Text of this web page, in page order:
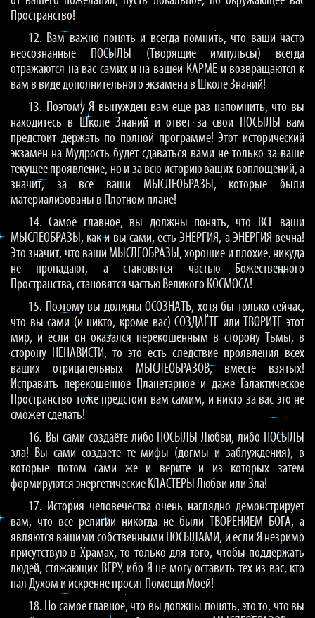
Пространство!
12. Вам важно понять и всегда помнить, что ваши часто
неосознанные ПОСЫЛЫ (Творящие импульсы) всегда
отражаются на вас самих и на вашей КАРМЕ и возвращаются к
вам в виде дополнительного экзамена в Школе Знаний!
13. Поэтому Я вынужден вам ещё раз напомнить, что вы
находитесь в Школе Знаний и ответ за свои ПОСЫЛЫ вам
предстоит держать по полной программе! Этот исторический
экзамен на Мудрость будет сдаваться вами не только за ваше
текущее проявление, но и за всю историю ваших воплощений, а
значит, за все ваши МЫСЛЕОБРАЗЫ, которые были
материализованы в Плотном плане!
14. Самое главное, вы должны понять, что ВСЕ ваши
МЫСЛЕОБРАЗЫ, как и вы сами, есть ЭНЕРГИЯ, а ЭНЕРГИЯ вечна!
Это значит, что ваши МЫСЛЕОБРАЗЫ, хорошие и плохие, никуда
не пропадают, а становятся частью Божественного
Пространства, становятся частью Великого КОСМОСА!
15. Поэтому вы должны ОСОЗНАТЬ, хотя бы только сейчас,
что вы сами (и никто, кроме вас) СОЗДАЁТЕ или ТВОРИТЕ этот
мир, и если он оказался перекошенным в сторону Тьмы, в
сторону НЕНАВИСТИ, то это есть следствие проявления всех
ваших отрицательных МЫСЛЕОБРАЗОВ, вместе взятых!
Исправить перекошенное Планетарное и даже Галактическое
Пространство тоже предстоит вам самим, и никто за вас это не
сможет сделать!
16. Вы сами создаёте либо ПОСЫЛЫ Любви, либо ПОСЫЛЫ
зла! Вы сами создаёте те мифы (догмы и заблуждения), в
которые потом сами же и верите и из которых затем
формируются энергетические КЛАСТЕРЫ Любви или Зла!
17. История человечества очень наглядно демонстрирует
вам, что все религии никогда не были ТВОРЕНИЕМ БОГА, а
являются вашими собственными ПОСЫЛАМИ, и если Я незримо
присутствую в Храмах, то только для того, чтобы поддержать
людей, стяжающих ВЕРУ, ибо Я не могу оставить тех из вас, кто
пал Духом и искренне просит Помощи Моей!
18. Но самое главное, что вы должны понять, это то, что вы